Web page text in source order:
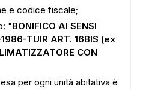
e codice fiscale;
"BONIFICO AI SENSI
TUIR ART. 16BIS (ex
CON
per ogni unità abitativa è